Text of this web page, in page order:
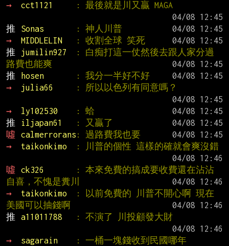
→
cct1121
: 最後就是川又贏 MAGA
推
Sonas : 神人川普
→
MIDDLELIN : 收割全球 笑死
推
jumilin927
: 白痴打這一仗然後去跟人家分過
路費也能爽
推
hosen : 我分一半好不好
→
julia66
: 所以以色列有同意嗎？
→
ly102530 : 蛤
推
iljapan61 : 又贏了
噓
calmerrorans : 過路費我也要
→
taikonkimo
: 川普的個性 這樣的確就會爽沒錯
噓
ck326
: 本來免費的搞成要收費還在沾沾
自喜，不愧是糞川
→
taikonkimo
: 以前免費的 川普不開心啊 現在
美國可以抽錢啊
推
a11011788
: 不演了 川投顧發大財
→
sagarain
: 一桶一塊錢收到民國哪年